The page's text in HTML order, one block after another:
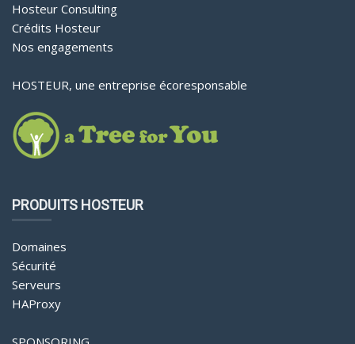
Hosteur Consulting
Crédits Hosteur
Nos engagements
HOSTEUR, une entreprise écoresponsable
PRODUITS HOSTEUR
Domaines
Sécurité
Serveurs
HAProxy